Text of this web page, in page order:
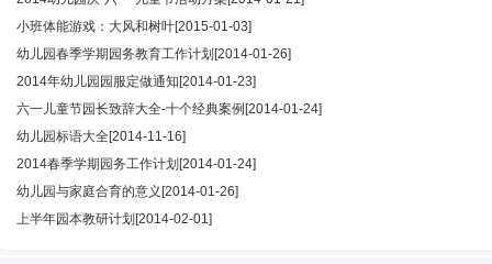
小班体能游戏：大风和树叶[2015-01-03]
幼儿园春季学期园务教育工作计划 [2014-01-26]
2014年幼儿园园服定做通知 [2014-01-23]
六一儿童节园长致辞大全-十个经典案例 [2014-01-24]
幼儿园标语大全[2014-11-16]
2014春季学期园务工作计划 [2014-01-24]
幼儿园与家庭合育的意义 [2014-01-26]
上半年园本教研计划 [2014-02-01]